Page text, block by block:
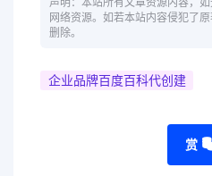
声明：本站所有文章资源内容，
网络资源。如若本站内容侵犯了
删除。
企业品牌百度百科代创建
赏